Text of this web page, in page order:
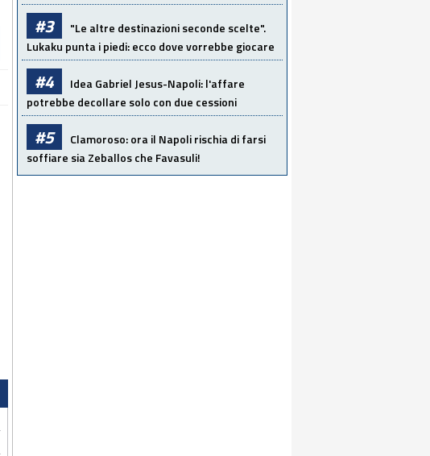
#3
"Le altre destinazioni seconde scelte".
Lukaku punta i piedi: ecco dove vorrebbe giocare
#4
Idea Gabriel Jesus-Napoli: l'affare
potrebbe decollare solo con due cessioni
#5
Clamoroso: ora il Napoli rischia di farsi
soffiare sia Zeballos che Favasuli!